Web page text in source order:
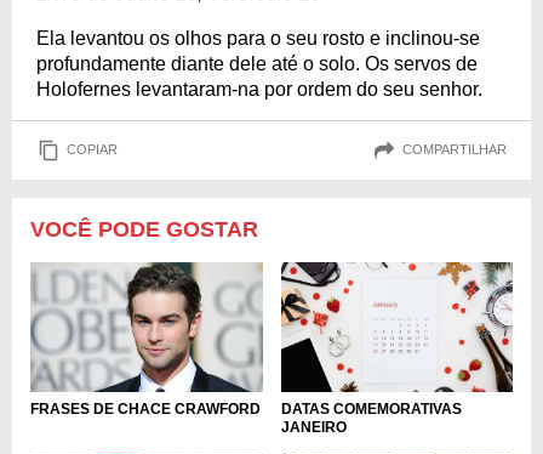
Ela levantou os olhos para o seu rosto e inclinou-se
profundamente diante dele até o solo. Os servos de
Holofernes levantaram-na por ordem do seu senhor.
COPIAR COMPARTILHAR
VOCÊ PODE GOSTAR
FRASES DE CHACE CRAWFORD
DATAS COMEMORATIVAS
JANEIRO